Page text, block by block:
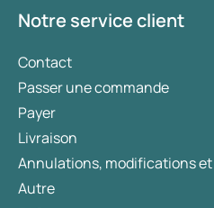
Notre service client
Contact
Passer une commande
Payer
Livraison
Annulations, modifications
Autre